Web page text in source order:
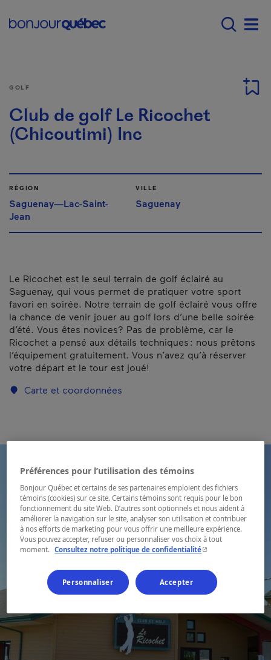
Main navigation -
GOLF
Club de golf Le Ricochet
(Chicoutimi) Inc
RÉGION
Saguenay—Lac-Saint-
Jean
VILLE
Saguenay
Le Ricochet est le seul terrain de golf éclairé au
Saguenay, qui vous permet de pratiquer votre sport
favori en soirée. Notre terrain de golf éclairé vous offre
la chance de venir jouer au golf lors d’une belle soirée
d’été. Vous êtes novices? Pas de problème, car le
Ricochet a pensé aux détails techniques : nous prêtons
l’équipement gratuitement. Vous n’avez qu’à réserver
votre départ et le tour est joué!
Carte et coordonnées
Préférences pour l’utilisation des témoins
Bonjour Québec et certains de ses partenaires emploient des fichiers
témoins (cookies) sur ce site. Certains témoins sont requis pour le bon
fonctionnement du site Web. D’autres sont optionnels et nous aident à
améliorer la navigation sur le site, analyser son utilisation et contribuer
à nos efforts de marketing pour vous offrir une meilleure expérience.
Vous pouvez accepter, refuser ou personnaliser vos choix à tout
moment.
Consultez notre politique de confidentialité- Cet hyperlien
Personnaliser Accepter